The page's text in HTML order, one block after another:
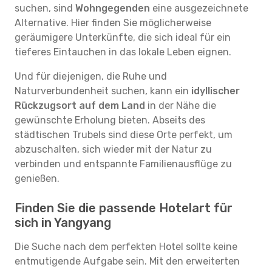
suchen, sind Wohngegenden eine ausgezeichnete
Alternative. Hier finden Sie möglicherweise
geräumigere Unterkünfte, die sich ideal für ein
tieferes Eintauchen in das lokale Leben eignen.
Und für diejenigen, die Ruhe und
Naturverbundenheit suchen, kann ein idyllischer
Rückzugsort auf dem Land in der Nähe die
gewünschte Erholung bieten. Abseits des
städtischen Trubels sind diese Orte perfekt, um
abzuschalten, sich wieder mit der Natur zu
verbinden und entspannte Familienausflüge zu
genießen.
Finden Sie die passende Hotelart für
sich in Yangyang
Die Suche nach dem perfekten Hotel sollte keine
entmutigende Aufgabe sein. Mit den erweiterten